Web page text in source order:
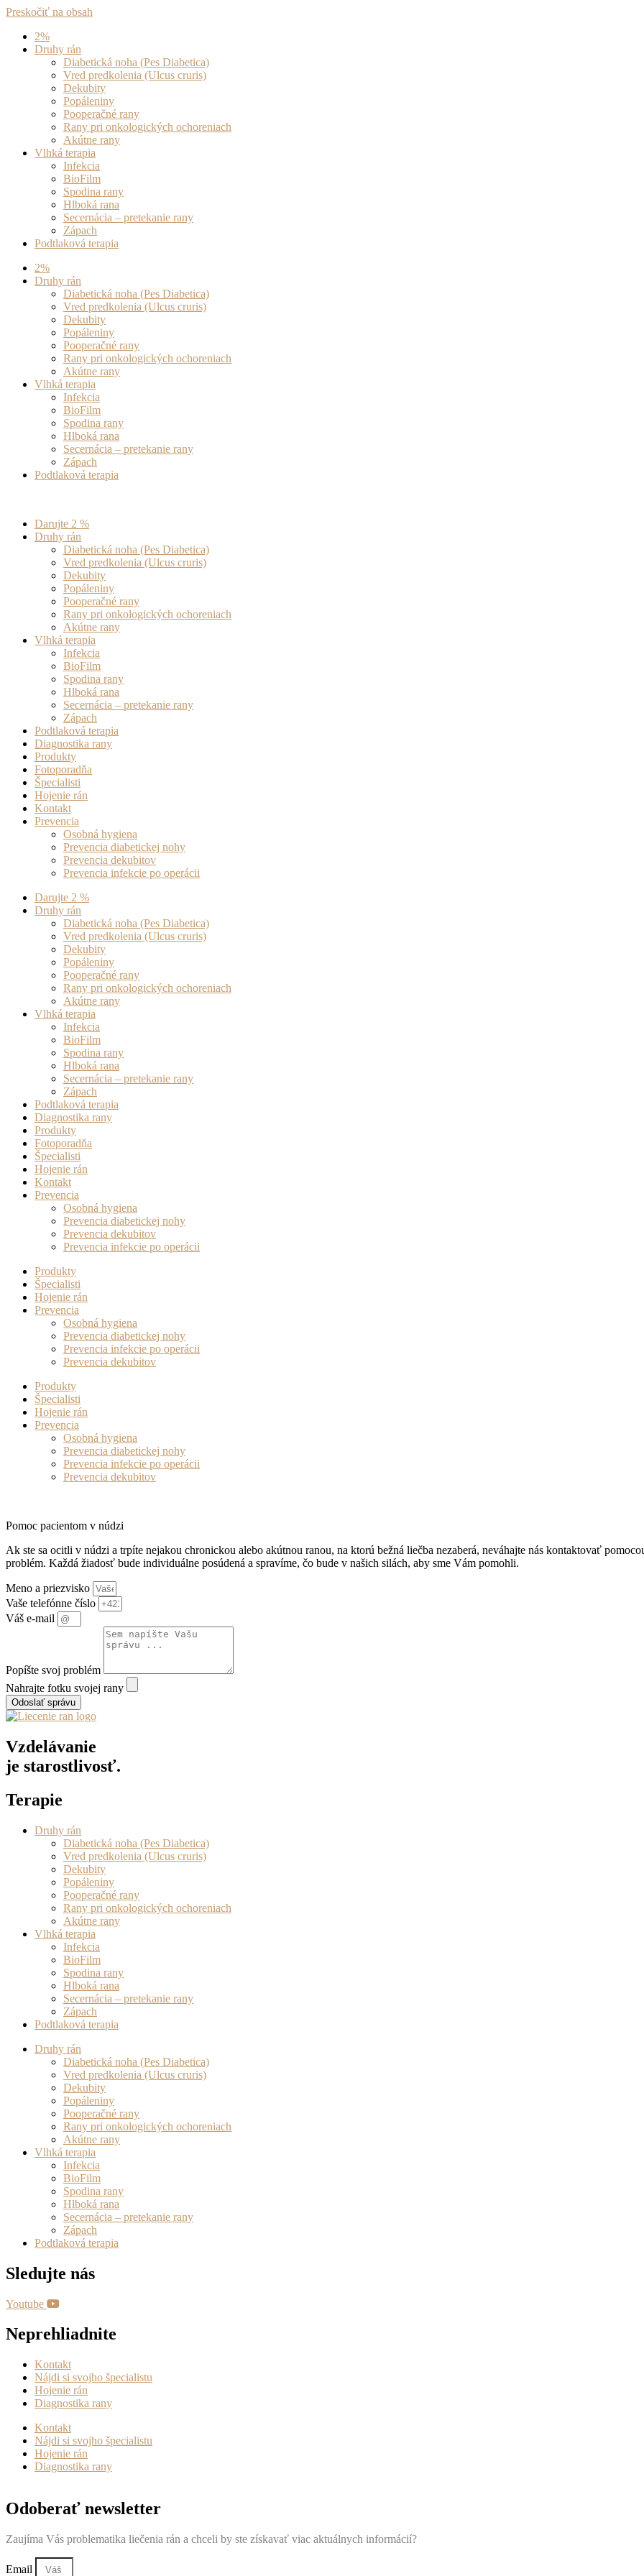
Preskočiť na obsah
2%
Druhy rán
Diabetická noha (Pes Diabetica)
Vred predkolenia (Ulcus cruris)
Dekubity
Popáleniny
Pooperačné rany
Rany pri onkologických ochoreniach
Akútne rany
Vlhká terapia
Infekcia
BioFilm
Spodina rany
Hlboká rana
Secernácia – pretekanie rany
Zápach
Podtlaková terapia
2%
Druhy rán
Diabetická noha (Pes Diabetica)
Vred predkolenia (Ulcus cruris)
Dekubity
Popáleniny
Pooperačné rany
Rany pri onkologických ochoreniach
Akútne rany
Vlhká terapia
Infekcia
BioFilm
Spodina rany
Hlboká rana
Secernácia – pretekanie rany
Zápach
Podtlaková terapia
Darujte 2 %
Druhy rán
Diabetická noha (Pes Diabetica)
Vred predkolenia (Ulcus cruris)
Dekubity
Popáleniny
Pooperačné rany
Rany pri onkologických ochoreniach
Akútne rany
Vlhká terapia
Infekcia
BioFilm
Spodina rany
Hlboká rana
Secernácia – pretekanie rany
Zápach
Podtlaková terapia
Diagnostika rany
Produkty
Fotoporadňa
Špecialisti
Hojenie rán
Kontakt
Prevencia
Osobná hygiena
Prevencia diabetickej nohy
Prevencia dekubitov
Prevencia infekcie po operácii
Darujte 2 %
Druhy rán
Diabetická noha (Pes Diabetica)
Vred predkolenia (Ulcus cruris)
Dekubity
Popáleniny
Pooperačné rany
Rany pri onkologických ochoreniach
Akútne rany
Vlhká terapia
Infekcia
BioFilm
Spodina rany
Hlboká rana
Secernácia – pretekanie rany
Zápach
Podtlaková terapia
Diagnostika rany
Produkty
Fotoporadňa
Špecialisti
Hojenie rán
Kontakt
Prevencia
Osobná hygiena
Prevencia diabetickej nohy
Prevencia dekubitov
Prevencia infekcie po operácii
Produkty
Špecialisti
Hojenie rán
Prevencia
Osobná hygiena
Prevencia diabetickej nohy
Prevencia infekcie po operácii
Prevencia dekubitov
Produkty
Špecialisti
Hojenie rán
Prevencia
Osobná hygiena
Prevencia diabetickej nohy
Prevencia infekcie po operácii
Prevencia dekubitov
Pomoc pacientom v núdzi
Ak ste sa ocitli v núdzi a trpíte nejakou chronickou alebo akútnou ranou, na ktorú bežná liečba nezaberá, neváhajte nás kontaktovať
problém. Každá žiadosť bude individuálne posúdená a spravíme, čo bude v našich silách, aby sme Vám pomohli.
Meno a priezvisko
Vaše telefónne číslo
Váš e-mail
Popíšte svoj problém
Nahrajte fotku svojej rany
Odoslať správu
Vzdelávanie
je starostlivosť.
Terapie
Druhy rán
Diabetická noha (Pes Diabetica)
Vred predkolenia (Ulcus cruris)
Dekubity
Popáleniny
Pooperačné rany
Rany pri onkologických ochoreniach
Akútne rany
Vlhká terapia
Infekcia
BioFilm
Spodina rany
Hlboká rana
Secernácia – pretekanie rany
Zápach
Podtlaková terapia
Druhy rán
Diabetická noha (Pes Diabetica)
Vred predkolenia (Ulcus cruris)
Dekubity
Popáleniny
Pooperačné rany
Rany pri onkologických ochoreniach
Akútne rany
Vlhká terapia
Infekcia
BioFilm
Spodina rany
Hlboká rana
Secernácia – pretekanie rany
Zápach
Podtlaková terapia
Sledujte nás
Youtube
Neprehliadnite
Kontakt
Nájdi si svojho špecialistu
Hojenie rán
Diagnostika rany
Kontakt
Nájdi si svojho špecialistu
Hojenie rán
Diagnostika rany
Odoberať newsletter
Zaujíma Vás problematika liečenia rán a chceli by ste získavať viac aktuálnych informácií?
Email